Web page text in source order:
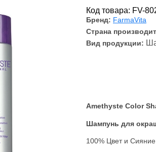
Код товара: FV-
Бренд: FarmaVita
Страна
Вид продукции:
Amethyste Color
Шампунь для
100% Цвет и Сияние